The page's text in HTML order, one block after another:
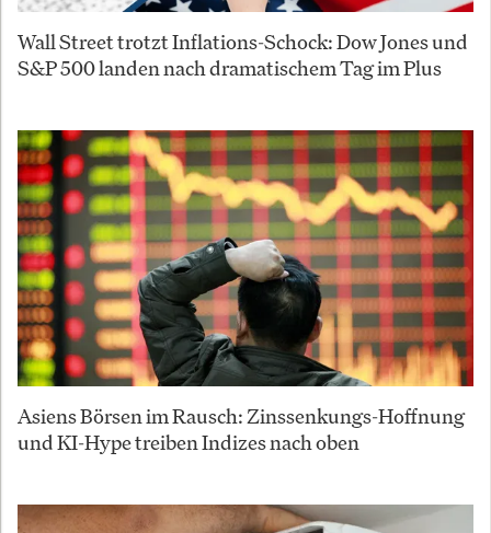
Wall Street trotzt Inflations-Schock: Dow Jones und
S&P 500 landen nach dramatischem Tag im Plus
Asiens Börsen im Rausch: Zinssenkungs-Hoffnung
und KI-Hype treiben Indizes nach oben